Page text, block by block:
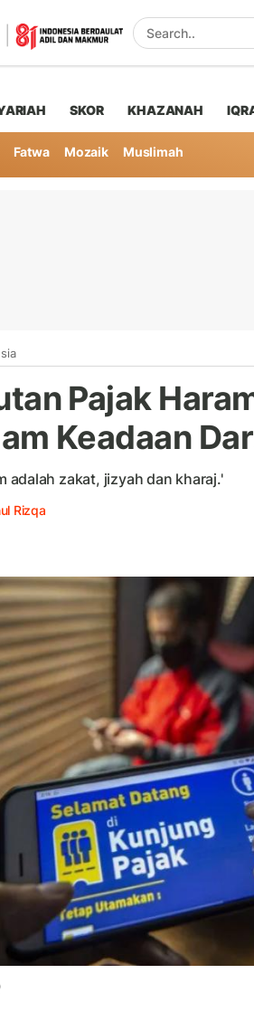
SKOR KHAZANAH
Fatwa Mozaik Muslimah
Pajak
Keadaan
adalah zakat, jizyah dan kharaj.'
Rizqa